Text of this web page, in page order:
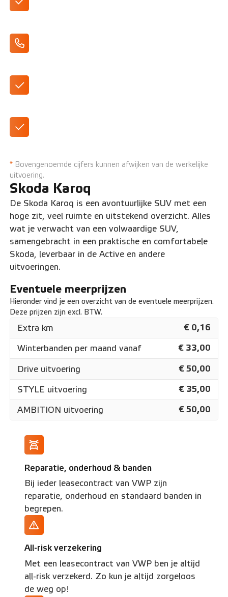
* Bovengenoemde cijfers kunnen afwijken van de werkelijke
uitvoering.
Skoda Karoq
De Skoda Karoq is een avontuurlijke SUV met een
hoge zit, veel ruimte en uitstekend overzicht. Alles
wat je verwacht van een volwaardige SUV,
samengebracht in een praktische en comfortabele
Skoda, leverbaar in de Active en andere
uitvoeringen.
Eventuele meerprijzen
Hieronder vind je een overzicht van de eventuele meerprijzen.
Deze prijzen zijn excl. BTW.
Extra km € 0,16
Winterbanden per maand vanaf € 33,00
Drive uitvoering € 50,00
STYLE uitvoering € 35,00
AMBITION uitvoering € 50,00
Reparatie, onderhoud & banden
Bij ieder leasecontract van VWP zijn
reparatie, onderhoud en standaard banden in
begrepen.
All-risk verzekering
Met een leasecontract van VWP ben je altijd
all-risk verzekerd. Zo kun je altijd zorgeloos
de weg op!